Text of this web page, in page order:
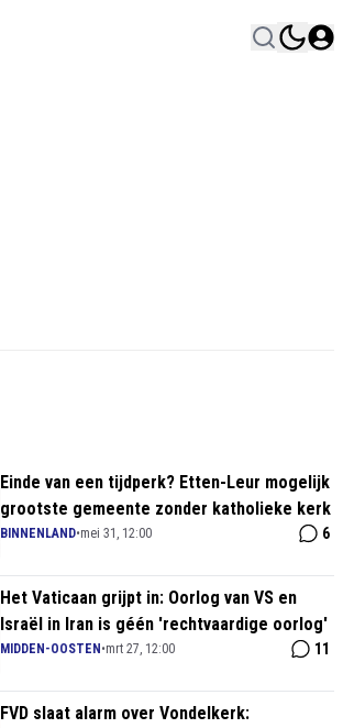
Einde van een tijdperk? Etten-Leur mogelijk
grootste gemeente zonder katholieke kerk
BINNENLAND•mei 31, 12:00 6
Het Vaticaan grijpt in: Oorlog van VS en
Israël in Iran is géén 'rechtvaardige oorlog'
MIDDEN-OOSTEN •mrt 27, 12:00 11
FVD slaat alarm over Vondelkerk: